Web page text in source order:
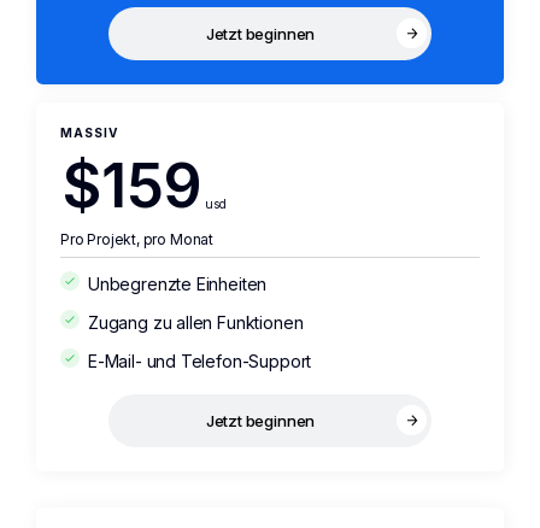
Jetzt beginnen
MASSIV
$159 usd
Pro Projekt, pro Monat
Unbegrenzte Einheiten
Zugang zu allen Funktionen
E-Mail- und Telefon-Support
Jetzt beginnen